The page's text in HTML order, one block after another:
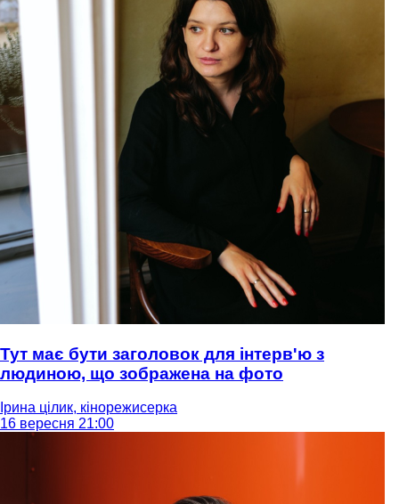
Тут має бути заголовок для інтерв'ю з
людиною, що зображена на фото
Ірина цілик, кінорежисерка
16 вересня 21:00